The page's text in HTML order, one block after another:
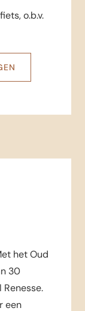
o.b.v.
het Oud
30
een